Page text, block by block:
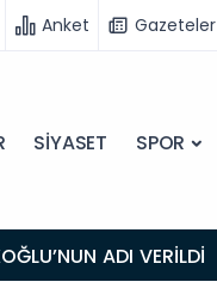
Anket Gazeteler
SİYASET SPOR
ADI VERİLDİ